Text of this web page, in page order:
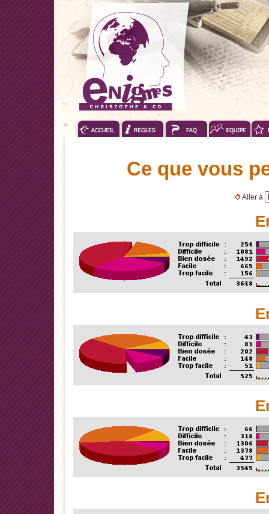
Ce que vous
Aller à